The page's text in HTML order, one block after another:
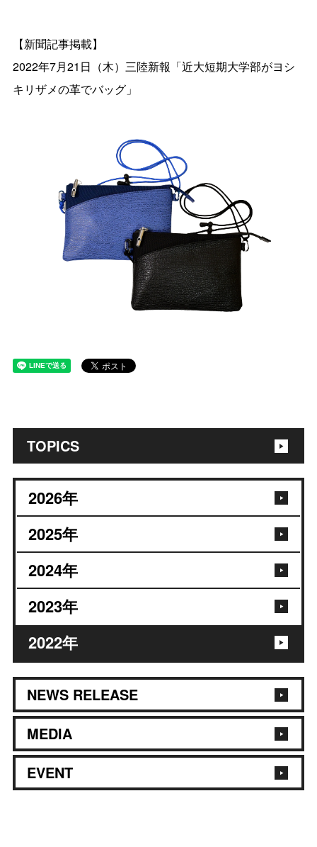
TOPICS
2026年
2025年
2024年
2023年
2022年
NEWS RELEASE
MEDIA
EVENT
【新聞記事掲載】
2022年7月21日（木）三陸新報「近大短期大学部がヨシ
キリザメの革でバッグ」